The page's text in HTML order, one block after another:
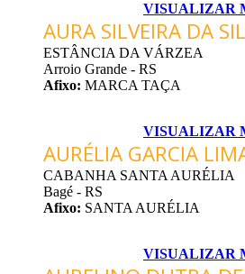
VISUALIZAR
AURA SILVEIRA DA
ESTÂNCIA DA VÁRZEA
Arroio Grande - RS
Afixo: MARCA TAÇA
VISUALIZAR
AURÉLIA GARCIA
CABANHA SANTA AURÉLIA
Bagé - RS
Afixo: SANTA AURÉLIA
VISUALIZAR